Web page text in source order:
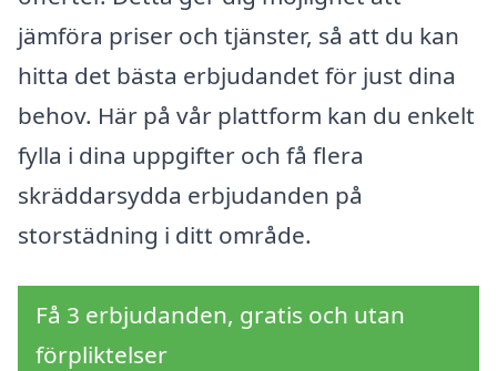
jämföra priser och tjänster, så att du kan
hitta det bästa erbjudandet för just dina
behov. Här på vår plattform kan du enkelt
fylla i dina uppgifter och få flera
skräddarsydda erbjudanden på
storstädning i ditt område.
Få 3 erbjudanden, gratis och utan
förpliktelser